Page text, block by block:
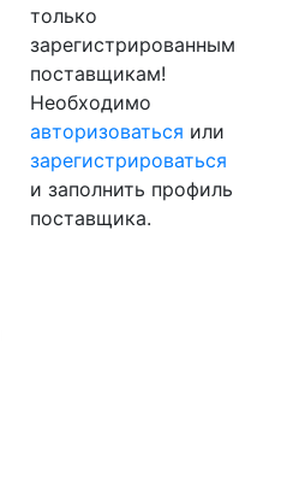
только
зарегистрированным
поставщикам!
Необходимо
авторизоваться или
зарегистрироваться
и заполнить профиль
поставщика.